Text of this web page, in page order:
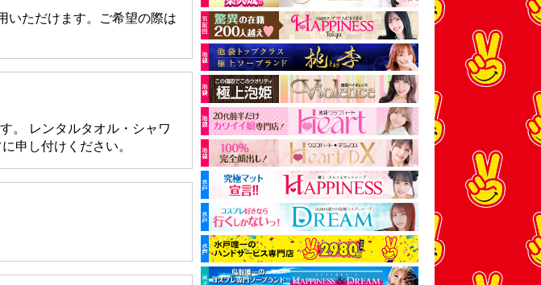
いただけます。ご希望の際は
。 レンタルタオル・シャワ
申し付けください。